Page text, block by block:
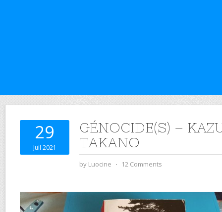
29
Juil 2021
GÉNOCIDE(S) –
TAKANO
by Luocine ⋅ 12 Comments